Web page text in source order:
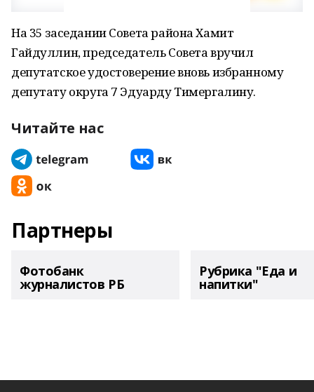
На 35 заседании Совета района Хамит
Гайдуллин, председатель Совета вручил
депутатское удостоверение вновь избранному
депутату округа 7 Эдуарду Тимергалину.
Читайте нас
Партнеры
Фотобанк
журналистов РБ
Рубрика "Еда и
напитки"